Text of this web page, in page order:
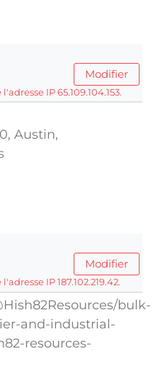
Modifier
IP 65.109.104.153.
Austin,
Modifier
IP 187.102.219.42.
bulk-
and-industrial-
resources-